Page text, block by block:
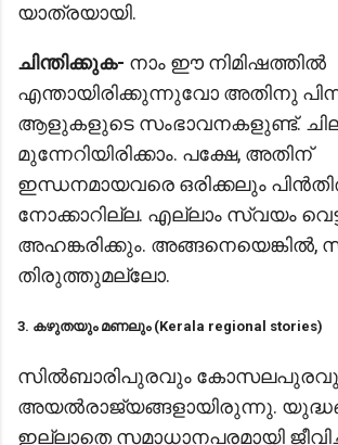
യാത്രയായി.
ചിന്തിക്കുക- നാം ഈ നിമിഷത്തിൽ
എന്തായിരിക്കുന്നുവോ അതിനു
ആളുകളുടെ സംഭാവനകളുണ്ട്.
മുന്നേറിയിരിക്കാം. പക്ഷേ, അതിന്
ഇന്ധനമായവരെ ഒരിക്കലും
നോക്കാറില്ല. എല്ലാം സ്വയം
അഹങ്കരിക്കും. അങ്ങനെയെങ്കില്‍,
തിരുത്തുമല്ലോ.
3. കഴുതയും മണലും (Kerala regional stories)
സിൽബാരിപുരവും
അയൽരാജ്യങ്ങളായിരുന്നു.
ഇല്ലാതെ സമാധാനപരമായി